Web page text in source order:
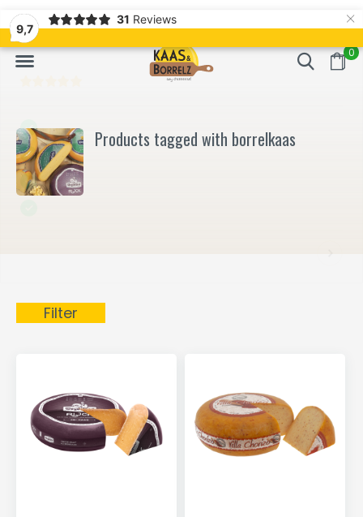
9,7 ×
0
Freshly cut and vacuum-packed Fast delivery in
Products tagged with borrelkaas
Filter